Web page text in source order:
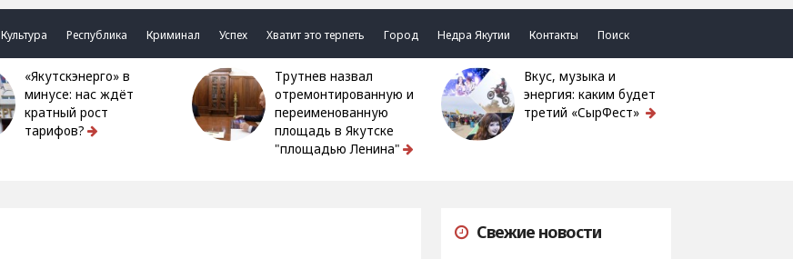
Культура Республика Криминал Успех Хватит это терпеть Город Недра Якутии Контакты Поиск
«Якутскэнерго» в
минусе: нас ждёт
кратный рост
тарифов?
Трутнев назвал
отремонтированную и
переименованную
площадь в Якутске
"площадью Ленина"
Вкус, музыка и
энергия: каким будет
третий «СырФест»
Свежие новости